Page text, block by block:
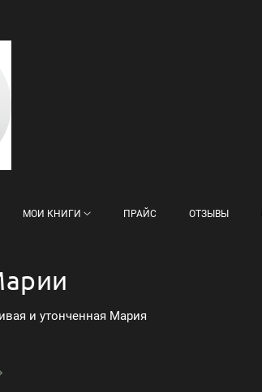
МОИ КНИГИ ПРАЙС ОТЗЫВЫ
и утонченная Мария